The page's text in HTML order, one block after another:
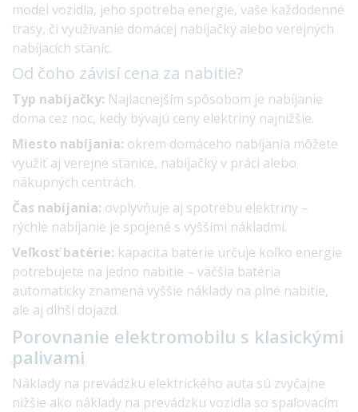
model vozidla, jeho spotreba energie, vaše každodenné
trasy, či využívanie domácej nabíjačky alebo verejných
nabíjacích staníc.
Od čoho závisí cena za nabitie?
Typ nabíjačky: Najlacnejším spôsobom je nabíjanie
doma cez noc, kedy bývajú ceny elektriny najnižšie.
Miesto nabíjania: okrem domáceho nabíjania môžete
využiť aj verejné stanice, nabíjačky v práci alebo
nákupných centrách.
Čas nabíjania: ovplyvňuje aj spotrebu elektriny –
rýchle nabíjanie je spojené s vyššími nákladmi.
Veľkosť batérie: kapacita batérie určuje koľko energie
potrebujete na jedno nabitie – väčšia batéria
automaticky znamená vyššie náklady na plné nabitie,
ale aj dlhší dojazd.
Porovnanie elektromobilu s klasickými
palivami
Náklady na prevádzku elektrického auta sú zvyčajne
nižšie ako náklady na prevádzku vozidla so spaľovacím